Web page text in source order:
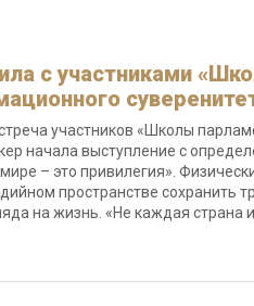
с участниками
участников «Школы
начала выступление с
– это привилегия».
пространстве сохранить
на жизнь. «Не каждая страна